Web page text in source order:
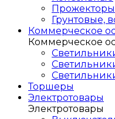
Прожекторы
Грунтовые,
Коммерческое
Коммерческое
Торшеры
Электротовары
Электротовары